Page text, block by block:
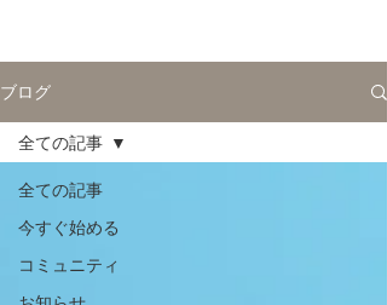
ブログ
全ての記事
今すぐ始める
コミュニティ
全ての記事